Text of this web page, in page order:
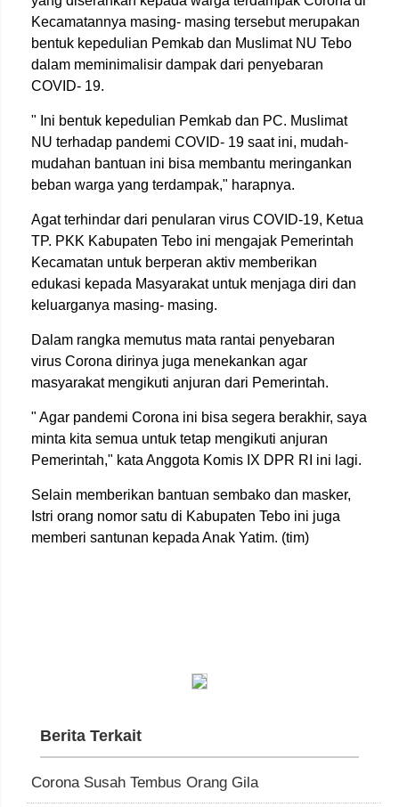
Kecamatannya masing- masing tersebut merupakan
bentuk kepedulian Pemkab dan Muslimat NU Tebo
dalam meminimalisir dampak dari penyebaran
COVID- 19.
" Ini bentuk kepedulian Pemkab dan PC. Muslimat
NU terhadap pandemi COVID- 19 saat ini, mudah-
mudahan bantuan ini bisa membantu meringankan
beban warga yang terdampak," harapnya.
Agat terhindar dari penularan virus COVID-19, Ketua
TP. PKK Kabupaten Tebo ini mengajak Pemerintah
Kecamatan untuk berperan aktiv memberikan
edukasi kepada Masyarakat untuk menjaga diri dan
keluarganya masing- masing.
Dalam rangka memutus mata rantai penyebaran
virus Corona dirinya juga menekankan agar
masyarakat mengikuti anjuran dari Pemerintah.
" Agar pandemi Corona ini bisa segera berakhir, saya
minta kita semua untuk tetap mengikuti anjuran
Pemerintah," kata Anggota Komis IX DPR RI ini lagi.
Selain memberikan bantuan sembako dan masker,
Istri orang nomor satu di Kabupaten Tebo ini juga
memberi santunan kepada Anak Yatim. (tim)
Berita Terkait
Corona Susah Tembus Orang Gila